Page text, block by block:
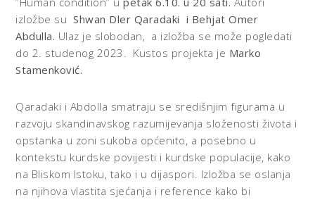
izložbe suShwan Dler Qaradaki i Behjat Omer
Abdulla. Ulaz je slobodan, a izložba se može pogledati
do 2. studenog 2023. Kustos projekta je Marko
Stamenković.
Qaradaki i Abdolla smatraju se središnjim figurama u
razvoju skandinavskog razumijevanja složenosti života i
opstanka u zoni sukoba općenito, a posebno u
kontekstu kurdske povijesti i kurdske populacije, kako
na Bliskom Istoku, tako i u dijaspori. Izložba se oslanja
na njihova vlastita sjećanja i reference kako bi